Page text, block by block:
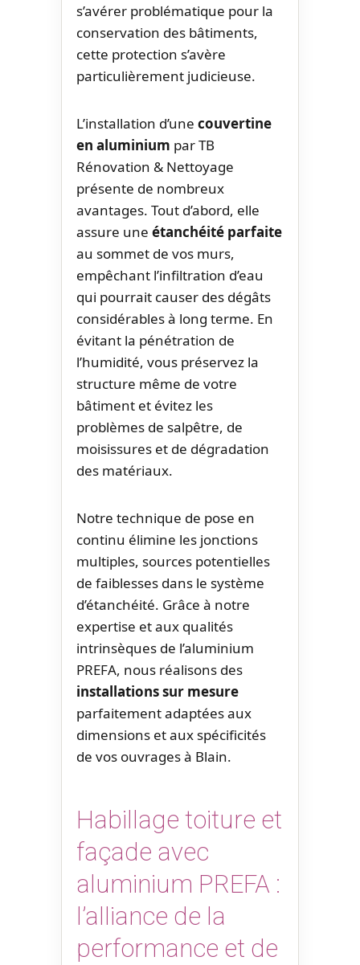
s’avérer problématique pour la
conservation des bâtiments,
cette protection s’avère
particulièrement judicieuse.
L’installation d’une couvertine
en aluminium par TB
Rénovation & Nettoyage
présente de nombreux
avantages. Tout d’abord, elle
assure une étanchéité parfaite
au sommet de vos murs,
empêchant l’infiltration d’eau
qui pourrait causer des dégâts
considérables à long terme. En
évitant la pénétration de
l’humidité, vous préservez la
structure même de votre
bâtiment et évitez les
problèmes de salpêtre, de
moisissures et de dégradation
des matériaux.
Notre technique de pose en
continu élimine les jonctions
multiples, sources potentielles
de faiblesses dans le système
d’étanchéité. Grâce à notre
expertise et aux qualités
intrinsèques de l’aluminium
PREFA, nous réalisons des
installations sur mesure
parfaitement adaptées aux
dimensions et aux spécificités
de vos ouvrages à Blain.
Habillage toiture et
façade avec
aluminium PREFA :
l’alliance de la
performance et de